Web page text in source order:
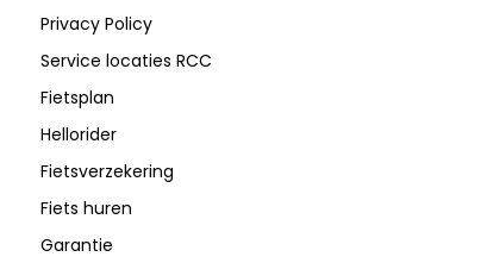
Privacy Policy
Service locaties RCC
Fietsplan
Hellorider
Fietsverzekering
Fiets huren
Garantie